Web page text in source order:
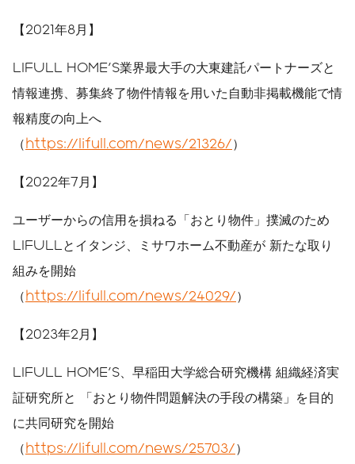
【2021年8月】
LIFULL HOME'S業界最大手の大東建託パートナーズと
情報連携、募集終了物件情報を用いた自動非掲載機能で情
報精度の向上へ
（https://lifull.com/news/21326/）
【2022年7月】
ユーザーからの信用を損ねる「おとり物件」撲滅のため
LIFULLとイタンジ、ミサワホーム不動産が 新たな取り
組みを開始
（https://lifull.com/news/24029/）
【2023年2月】
LIFULL HOME'S、早稲田大学総合研究機構 組織経済実
証研究所と 「おとり物件問題解決の手段の構築」を目的
に共同研究を開始
（https://lifull.com/news/25703/）